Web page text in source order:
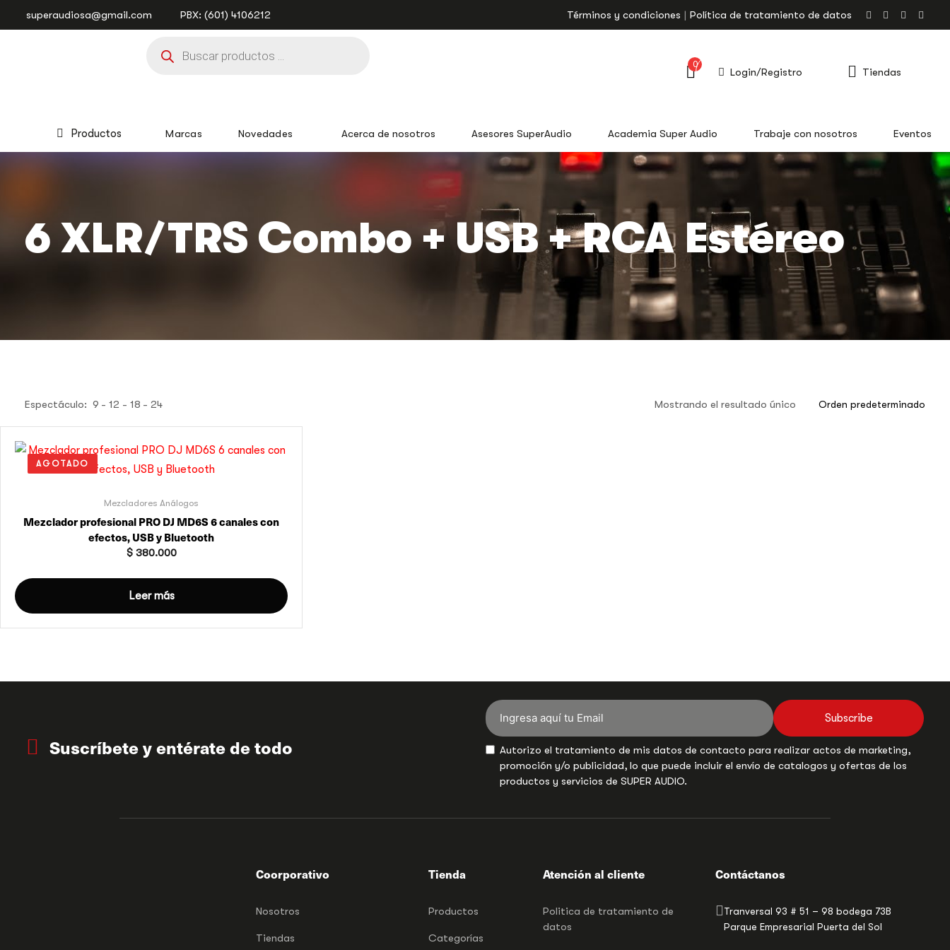
enlaces
superaudiosa@gmail.com PBX: (601) 4106212 Términos y condiciones
Política de tratamiento de datos
Búsqueda
productos
0
Login/Registro Tiendas
Productos Marcas Novedades Acerca de nosotros Asesores SuperAudio Academia Super Audio Trabaje con nosotros Eventos
6 XLR/TRS Combo + USB + RCA Estéreo
Espectáculo: 9 12 18 24 Mostrando el resultado único
AGOTADO
Mezcladores Análogos
Mezclador profesional PRO DJ MD6S 6 canales con
efectos, USB y Bluetooth
$380.000
Leer más
Suscríbete y entérate de todo
Subscribe
Autorizo el tratamiento de mis datos de contacto para realizar actos de marketing,
promoción y/o publicidad, lo que puede incluir el envío de catalogos y ofertas de los
productos y servicios de SUPER AUDIO.
Coorporativo
Nosotros
Tiendas
Tienda
Productos
Categorías
Atención al cliente
Politica de tratamiento de
datos
Contáctanos
Tranversal 93 # 51 – 98 bodega 73B
Parque Empresarial Puerta del Sol